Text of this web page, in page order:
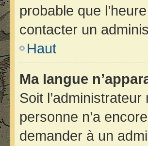
probable que
contacter un
Haut
Ma langue
Soit
personne n’a
demander à un